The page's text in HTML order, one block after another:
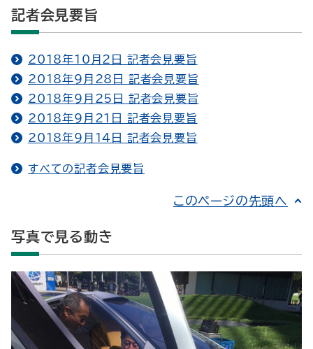
記者会見要旨
2018年10月2日 記者会見要旨
2018年9月28日 記者会見要旨
2018年9月25日 記者会見要旨
2018年9月21日 記者会見要旨
2018年9月14日 記者会見要旨
すべての記者会見要旨
このページの先頭へ
写真で見る動き